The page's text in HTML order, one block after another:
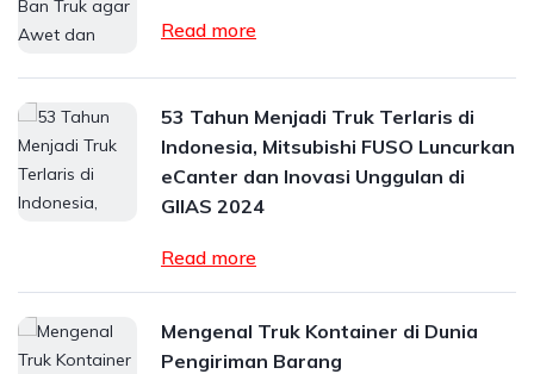
Read more
53 Tahun Menjadi Truk Terlaris di
Indonesia, Mitsubishi FUSO Luncurkan
eCanter dan Inovasi Unggulan di
GIIAS 2024
Read more
Mengenal Truk Kontainer di Dunia
Pengiriman Barang